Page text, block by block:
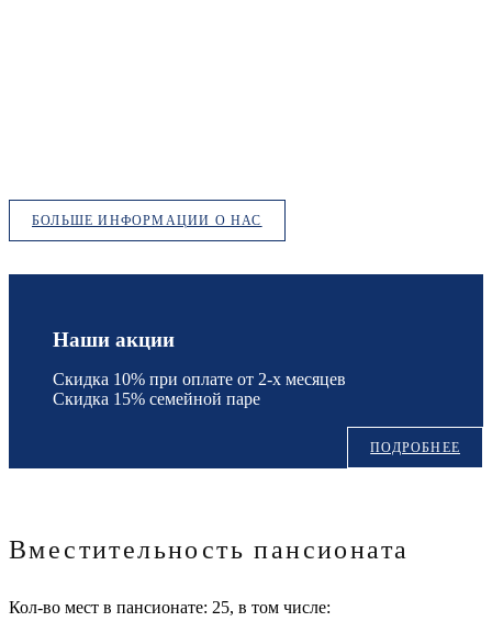
БОЛЬШЕ ИНФОРМАЦИИ О НАС
Наши акции
Скидка 10% при оплате от 2-х месяцев
Скидка 15% семейной паре
ПОДРОБНЕЕ
Вместительность пансионата
Кол-во мест в пансионате: 25, в том числе: